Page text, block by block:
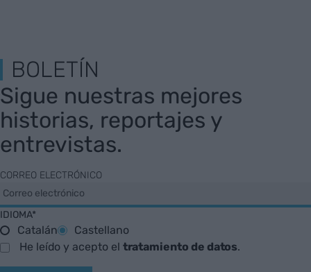
BOLETÍN
Sigue nuestras mejores
historias, reportajes y
entrevistas.
CORREO ELECTRÓNICO
IDIOMA*
Catalán
Castellano
He leído y acepto el tratamiento de datos.